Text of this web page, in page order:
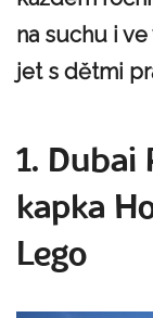
na suchu i
jet s dětmi
1. Dubai
kapka
Lego